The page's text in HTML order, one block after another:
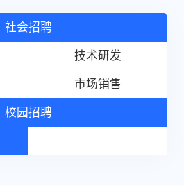
社会招聘
技术研发
市场销售
校园招聘